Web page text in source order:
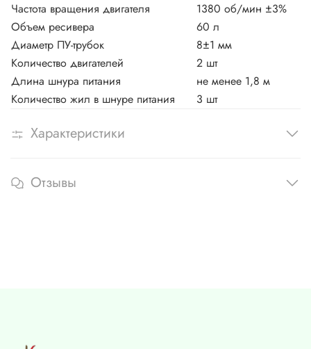
Частота вращения двигателя
1380 об/мин ±3%
Объем ресивера
60 л
Диаметр ПУ-трубок
8±1 мм
Количество двигателей
2 шт
Длина шнура питания
не менее 1,8 м
Количество жил в шнуре питания
3 шт
Характеристики
Отзывы